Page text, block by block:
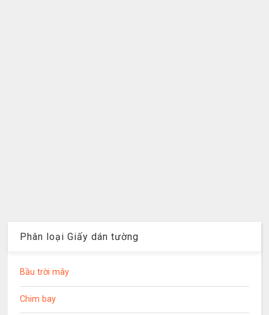
Phân loại Giấy dán tường
Bầu trời mây
Chim bay